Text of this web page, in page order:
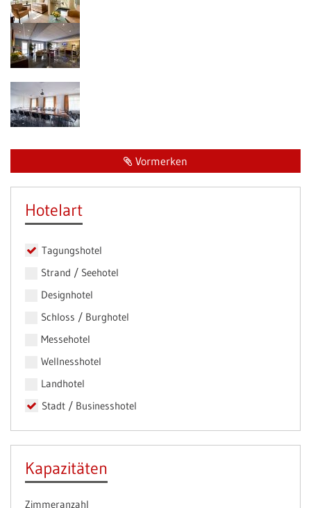
Vormerken
Hotelart
Tagungshotel
Strand / Seehotel
Designhotel
Schloss / Burghotel
Messehotel
Wellnesshotel
Landhotel
Stadt / Businesshotel
Kapazitäten
Zimmeranzahl